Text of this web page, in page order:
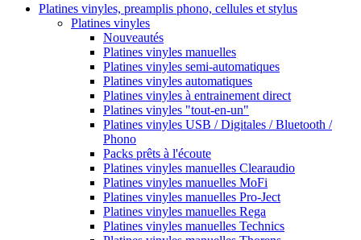
Platines vinyles, preamplis phono, cellules et stylus
Platines vinyles
Nouveautés
Platines vinyles manuelles
Platines vinyles semi-automatiques
Platines vinyles automatiques
Platines vinyles à entrainement direct
Platines vinyles "tout-en-un"
Platines vinyles USB / Digitales / Bluetooth /
Phono
Packs prêts à l'écoute
Platines vinyles manuelles Clearaudio
Platines vinyles manuelles MoFi
Platines vinyles manuelles Pro-Ject
Platines vinyles manuelles Rega
Platines vinyles manuelles Technics